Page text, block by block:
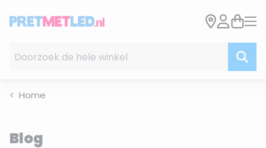
Home
Blog